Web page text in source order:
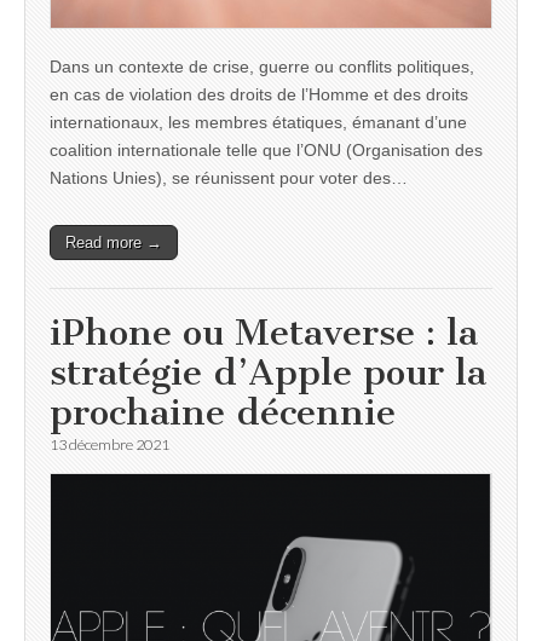
Dans un contexte de crise, guerre ou conflits politiques,
en cas de violation des droits de l’Homme et des droits
internationaux, les membres étatiques, émanant d’une
coalition internationale telle que l’ONU (Organisation des
Nations Unies), se réunissent pour voter des…
Read more →
iPhone ou Metaverse : la
stratégie d’Apple pour la
prochaine décennie
13 décembre 2021